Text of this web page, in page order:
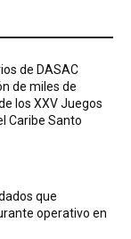
de DASAC
de miles de
los XXV Juegos
Caribe Santo
que
operativo en